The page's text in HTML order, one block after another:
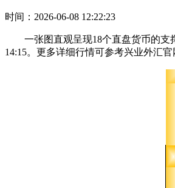
时间：2026-06-08 12:22:23
一张图直观呈现18个直盘货币的
14:15。更多详细行情可参考兴业外汇官